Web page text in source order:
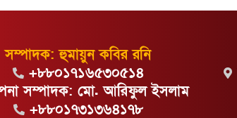
সম্পাদক: হুমায়ুন কবির রনি
+৮৮০১৭১৬৫৩০৫১৪
সম্পাদক: মো. আরিফুল ইসলাম
+৮৮০১৭৩১৩৬৪১৭৮